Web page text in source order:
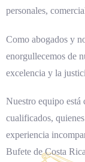
personales,
Como abogados y
enorgullecemos de
excelencia y la
Nuestro equipo está
cualificados,
experiencia
Bufete de Costa